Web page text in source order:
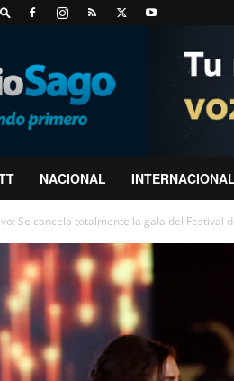
NACIONAL
Se cancela totalmente la gala del Festival